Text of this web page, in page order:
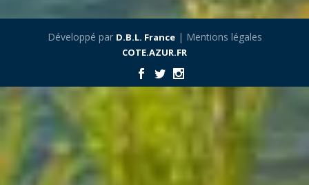
Développé par D.B.L. France| Mentions légales
COTE.AZUR.FR